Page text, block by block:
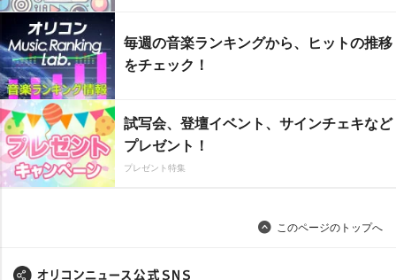
毎週の音楽ランキングから、ヒットの推移
をチェック！
試写会、登壇イベント、サインチェキなど
プレゼント！
プレゼント特集
このページのトップへ